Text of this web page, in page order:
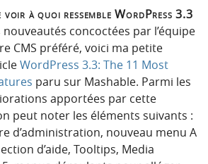
voir à quoi ressemble WordPress 3.3
concoctées par l’équipe
CMS préféré, voici ma petite
WordPress 3.3: The 11 Most
paru sur Mashable. Parmi les
apportées par cette
peut noter les éléments suivants :
d’administration, nouveau menu A
d’aide, Tooltips, Media